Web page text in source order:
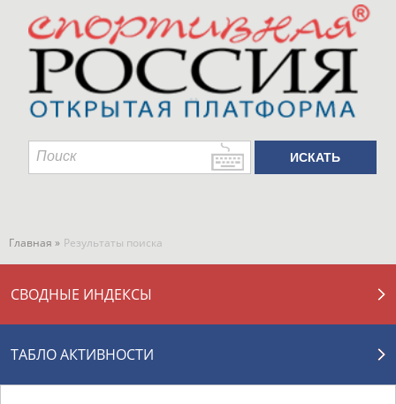
Главная » Результаты поиска
СВОДНЫЕ ИНДЕКСЫ
ТАБЛО АКТИВНОСТИ